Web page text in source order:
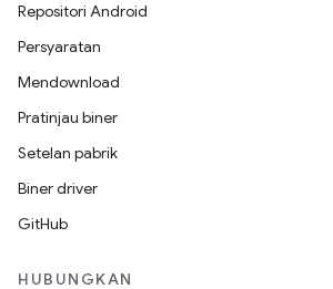
Repositori Android
Persyaratan
Mendownload
Pratinjau biner
Setelan pabrik
Biner driver
GitHub
HUBUNGKAN